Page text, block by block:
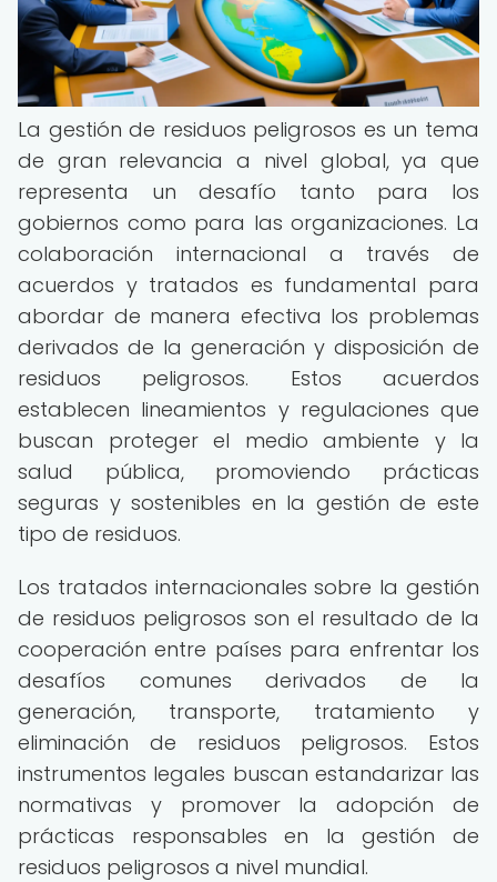
La gestión de residuos peligrosos es un tema
de gran relevancia a nivel global, ya que
representa un desafío tanto para los
gobiernos como para las organizaciones. La
colaboración internacional a través de
acuerdos y tratados es fundamental para
abordar de manera efectiva los problemas
derivados de la generación y disposición de
residuos peligrosos. Estos acuerdos
establecen lineamientos y regulaciones que
buscan proteger el medio ambiente y la
salud pública, promoviendo prácticas
seguras y sostenibles en la gestión de este
tipo de residuos.
Los tratados internacionales sobre la gestión
de residuos peligrosos son el resultado de la
cooperación entre países para enfrentar los
desafíos comunes derivados de la
generación, transporte, tratamiento y
eliminación de residuos peligrosos. Estos
instrumentos legales buscan estandarizar las
normativas y promover la adopción de
prácticas responsables en la gestión de
residuos peligrosos a nivel mundial.